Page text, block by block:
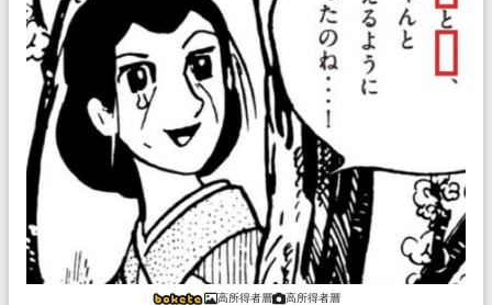
高所得者層 高所得者層